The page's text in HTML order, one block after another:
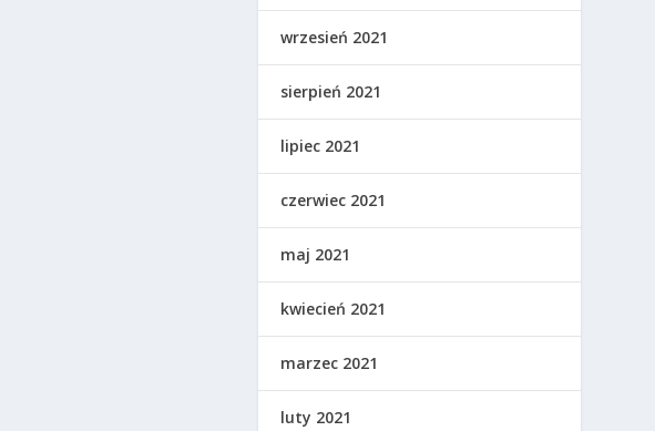
wrzesień 2021
sierpień 2021
lipiec 2021
czerwiec 2021
maj 2021
kwiecień 2021
marzec 2021
luty 2021